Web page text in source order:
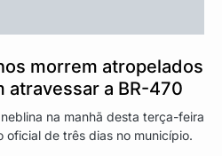
morrem atropelados
atravessar a BR-470
na manhã desta terça-feira
de três dias no município.